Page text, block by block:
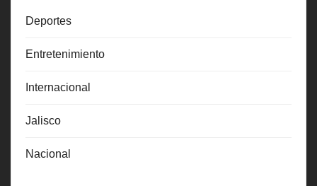
Deportes
Entretenimiento
Internacional
Jalisco
Nacional